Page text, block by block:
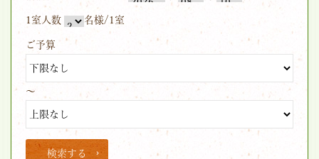
1室人数 名様/1室
ご予算
～
検索する